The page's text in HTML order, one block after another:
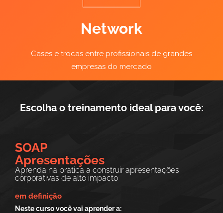
Network
Cases e trocas entre profissionais de grandes
empresas do mercado
Escolha o treinamento ideal para você:
SOAP
Apresentações
Aprenda na prática a construir apresentações
corporativas de alto impacto
em definição
Neste curso você vai aprender a: